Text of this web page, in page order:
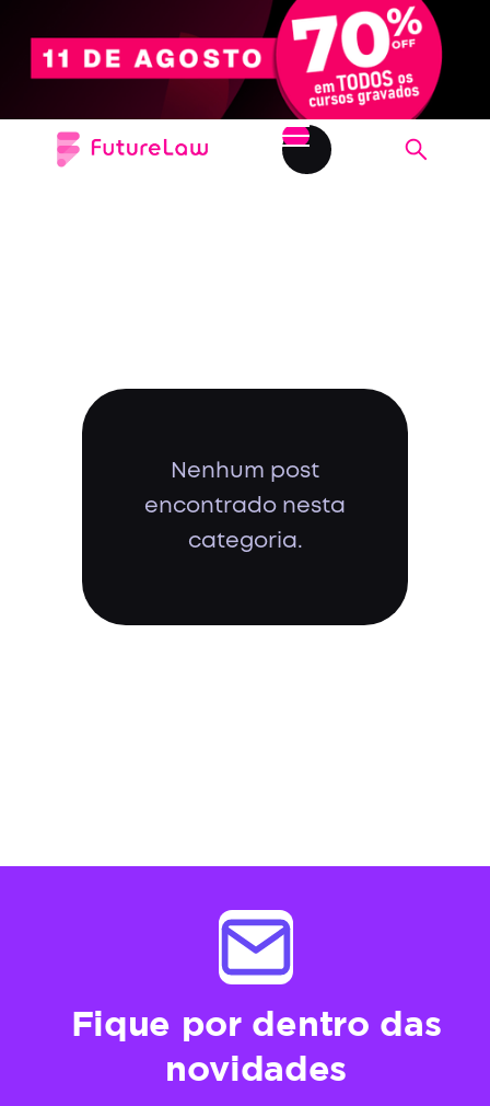
Nenhum post
encontrado nesta
categoria.
Fique por dentro das
novidades